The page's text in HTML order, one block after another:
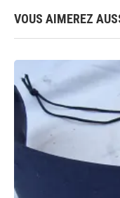
VOUS AIMEREZ